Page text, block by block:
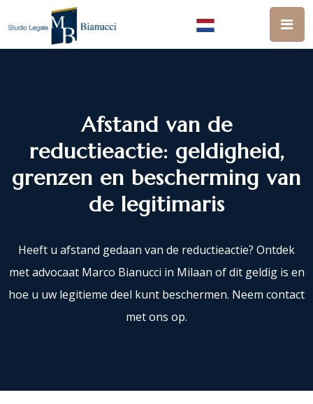
Afstand van de
reductieactie: geldigheid,
grenzen en bescherming van
de legitimaris
Heeft u afstand gedaan van de reductieactie? Ontdek
met advocaat Marco Bianucci in Milaan of dit geldig is en
hoe u uw legitieme deel kunt beschermen. Neem contact
met ons op.